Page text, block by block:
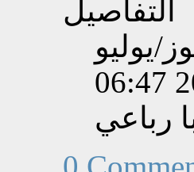
التفاصيل
الأحد, 05 تموز/يوليو
رباعي